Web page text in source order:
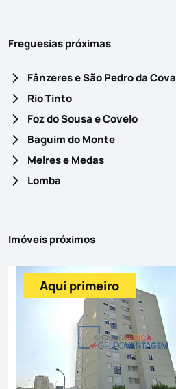
Freguesias próximas
Fânzeres e São Pedro da Cova
Rio Tinto
Foz do Sousa e Covelo
Baguim do Monte
Melres e Medas
Lomba
Imóveis próximos
Aqui primeiro